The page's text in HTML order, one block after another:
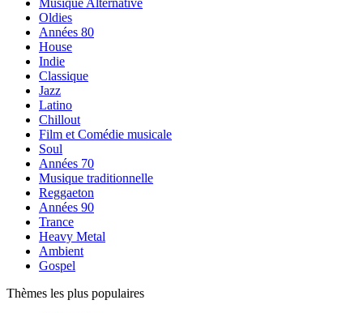
Musique Alternative
Oldies
Années 80
House
Indie
Classique
Jazz
Latino
Chillout
Film et Comédie musicale
Soul
Années 70
Musique traditionnelle
Reggaeton
Années 90
Trance
Heavy Metal
Ambient
Gospel
Thèmes les plus populaires